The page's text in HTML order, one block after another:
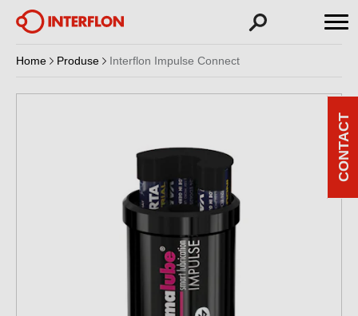
Home Produse Interflon Impulse Connect
CONTACT